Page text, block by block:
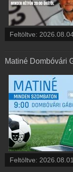
Feltöltve:
Matiné Dombóvári
Feltöltve: